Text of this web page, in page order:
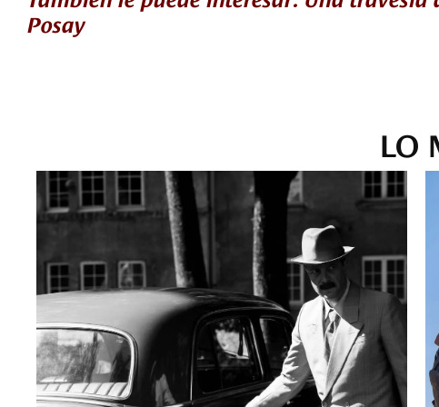
Posay
LO